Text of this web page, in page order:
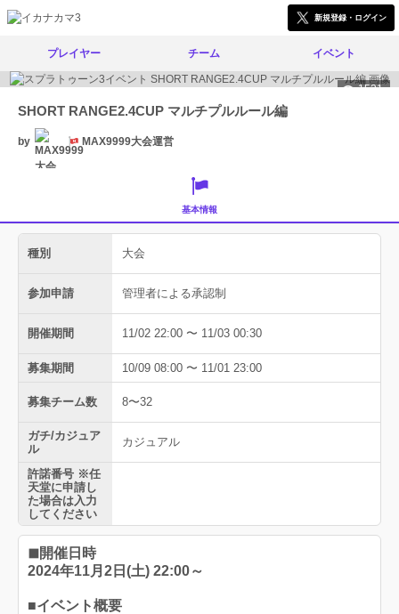
新規登録・ログイン
プレイヤー チーム イベント
1521
SHORT RANGE2.4CUP マルチプルルール編
by MAX9999大会運営
基本情報
種別 大会
参加申請 管理者による承認制
開催期間 11/02 22:00 〜 11/03 00:30
募集期間 10/09 08:00 〜 11/01 23:00
募集チーム数 8〜32
ガチ/カジュア
ル
カジュアル
許諾番号 ※任
天堂に申請し
た場合は入力
してください
◾︎開催日時
2024年11月2日(土) 22:00～
■イベント概要